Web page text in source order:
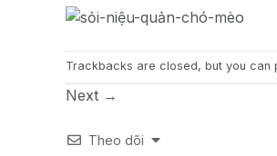
Trackbacks are closed, but you can
Next →
Theo dõi